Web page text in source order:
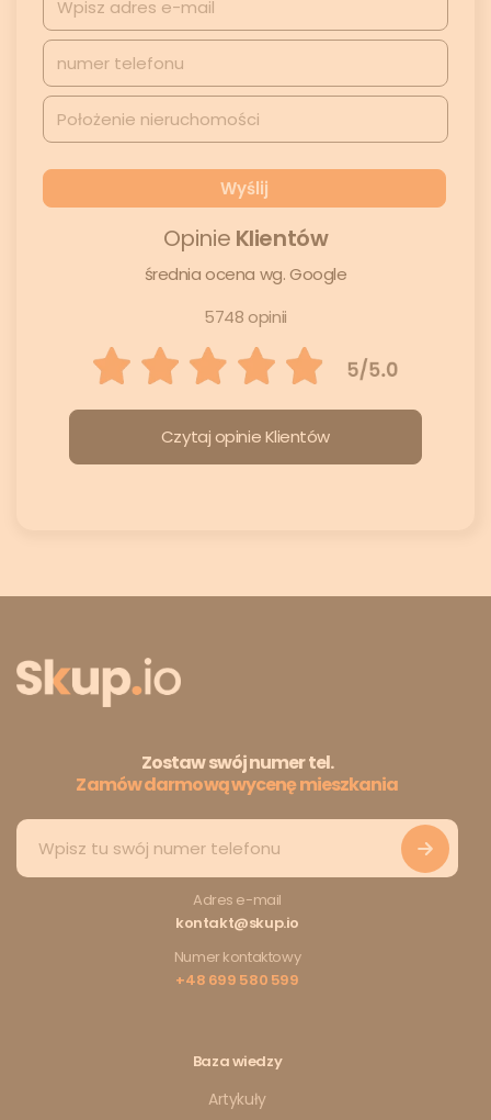
Opinie Klientów
średnia ocena wg. Google
5748 opinii
Czytaj opinie Klientów
Zostaw swój numer tel.
Zamów darmową wycenę mieszkania
Adres e-mail
kontakt@skup.io
Numer kontaktowy
+48 699 580 599
Baza wiedzy
Artykuły